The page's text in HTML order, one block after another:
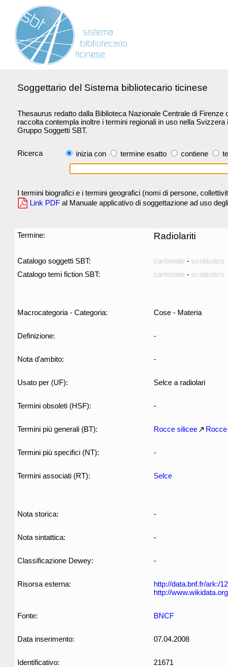
Soggettario del Sistema bibliotecario ticinese
Thesaurus redatto dalla Biblioteca Nazionale Centrale di
raccolta contempla inoltre i termini regionali in uso nella Svizzera
Gruppo Soggetti SBT.
Ricerca inizia con termine esatto contiene
I termini biografici e i termini geografici (nomi di persone,
Link PDF al Manuale applicativo di soggettazione ad uso
Termine: Radiolariti
Catalogo soggetti SBT: cantonale - scolastico
Catalogo temi fiction SBT:
cantonale - scolastico
Macrocategoria - Categoria: Cose - Materia
Definizione: -
Nota d'ambito: -
Usato per (UF): Selce a radiolari
Termini obsoleti (HSF): -
Termini più generali (BT): Rocce silicee
Termini più specifici (NT): -
Termini associati (RT): Selce
Nota storica: -
Nota sintattica: -
Classificazione Dewey: -
Risorsa esterna:
http://data.bnf.fr/ark:/
http://
Fonte: BNCF
Data inserimento: 07.04.2008
Identificativo: 21671